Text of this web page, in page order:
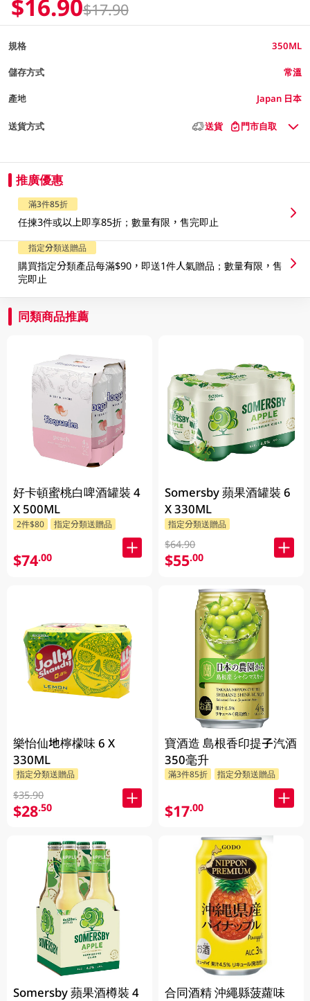
$16.90$17.90
規格 350ML
儲存方式 常溫
產地 Japan 日本
送貨方式 送貨 門市自取
推廣優惠
滿3件85折
任揀3件或以上即享85折；數量有限，售完即止
指定分類送贈品
購買指定分類產品每滿$90，即送1件人氣贈品；數量有限，售
完即止
同類商品推薦
好卡頓蜜桃白啤酒罐裝 4
X 500ML
2件$80 指定分類送贈品
$74.00
樂怡仙地檸檬味 6 X
330ML
指定分類送贈品
$35.90
$28.50
Somersby 蘋果酒樽裝 4
Somersby 蘋果酒罐裝 6
X 330ML
指定分類送贈品
$64.90
$55.00
寶酒造 島根香印提子汽酒
350毫升
滿3件85折 指定分類送贈品
$17.00
合同酒精 沖繩縣菠蘿味